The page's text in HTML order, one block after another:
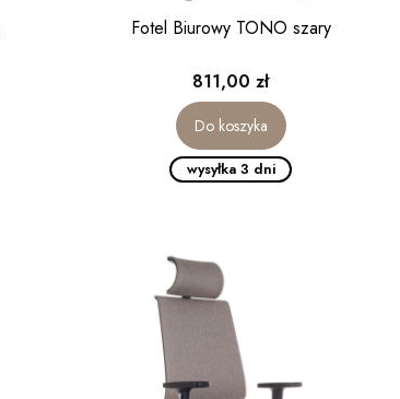
Fotel Biurowy TONO szary
Cena
811,00 zł
Do koszyka
wysyłka 3 dni